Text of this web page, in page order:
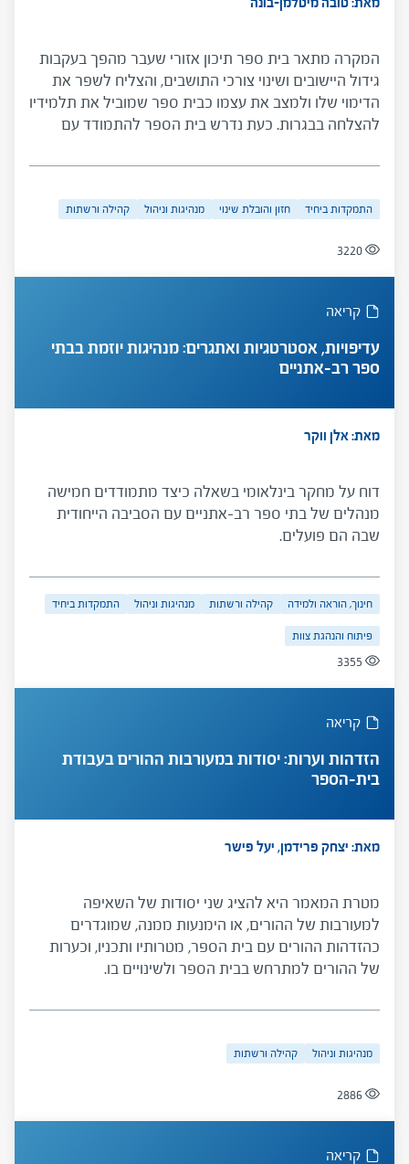
המקרה מתאר בית ספר תיכון אזורי שעבר מהפך בעקבות
גידול היישובים ושינוי צורכי התושבים, והצליח לשפר את
הדימוי שלו ולמצב את עצמו כבית ספר שמוביל את תלמידיו
להצלחה בבגרות. כעת נדרש בית הספר להתמודד עם
המשפיעות עליו. המקרה מעלה שאלות על הצורך להתאים
לבית הספר בכך ועוד.
התמקדות ביחיד חזון והובלת שינוי מנהיגות וניהול קהילה ורשתות
3220
קריאה
עדיפויות, אסטרטגיות ואתגרים: מנהיגות יוזמת בבתי
ספר רב-אתניים
מאת: אלן ווקר
דוח על מחקר בינלאומי בשאלה כיצד מתמודדים חמישה
מנהלים של בתי ספר רב-אתניים עם הסביבה הייחודית
שבה הם פועלים.
חינוך, הוראה ולמידה קהילה ורשתות מנהיגות וניהול התמקדות ביחיד
פיתוח והנהגת צוות
3355
קריאה
הזדהות וערות: יסודות במעורבות ההורים בעבודת
בית-הספר
מאת: יצחק פרידמן, יעל פישר
מטרת המאמר היא להציג שני יסודות של השאיפה
למעורבות של ההורים, או הימנעות ממנה, שמוגדרים
כהזדהות ההורים עם בית הספר, מטרותיו ותכניו, וכערות
של ההורים למתרחש בבית הספר ולשינויים בו.
מנהיגות וניהול קהילה ורשתות
2886
קריאה